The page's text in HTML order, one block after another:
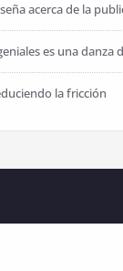
acerca de la
es una danza
la fricción